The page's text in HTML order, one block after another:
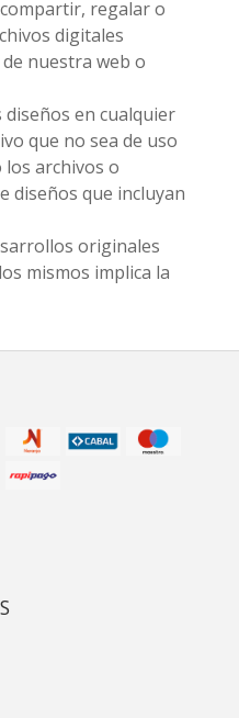
regalar o
digitales
nuestra web o
en cualquier
que no sea de uso
archivos o
diseños que incluyan
originales
mismos implica la